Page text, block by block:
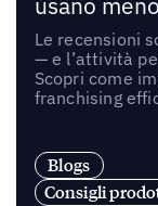
Le recensioni
— e l’attività
Scopri come
franchising
Blogs
Consigli